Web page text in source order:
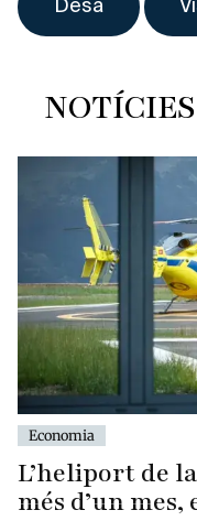
Economia
L’heliport de
més d’un